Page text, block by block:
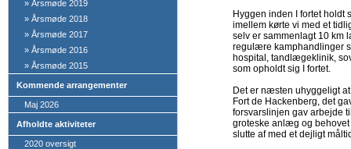
» Årsmøde 2019
» Årsmøde 2018
» Årsmøde 2017
» Årsmøde 2016
» Årsmøde 2015
Kommende arrangementer
Maj 2026
Afholdte aktiviteter
2020 oversigt
Hyggen inden I fortet
imellem kørte vi med et
selv er sammenlagt 10 km
regulære kamphandlinger
hospital, tandlægeklinik,
som opholdt sig I fortet.
Det er næsten uhyggeligt
Fort de Hackenberg, det
forsvarslinjen gav arbejde
groteske anlæg og behovet
slutte af med et dejligt